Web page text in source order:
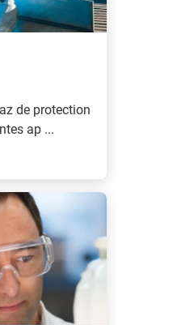
de protection
ap ...